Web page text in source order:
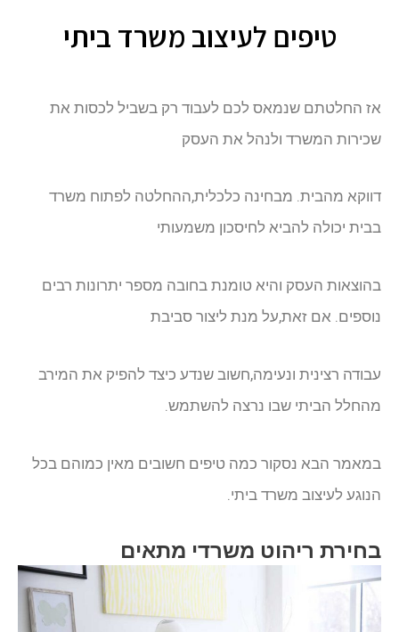
טיפים לעיצוב משרד ביתי
אז החלטתם שנמאס לכם לעבוד רק בשביל לכסות את
שכירות המשרד ולנהל את העסק
דווקא מהבית. מבחינה כלכלית,ההחלטה לפתוח משרד
בבית יכולה להביא לחיסכון משמעותי
בהוצאות העסק והיא טומנת בחובה מספר יתרונות רבים
נוספים. אם זאת,על מנת ליצור סביבת
עבודה רצינית ונעימה,חשוב שנדע כיצד להפיק את המירב
מהחלל הביתי שבו נרצה להשתמש.
במאמר הבא נסקור כמה טיפים חשובים מאין כמוהם בכל
הנוגע לעיצוב משרד ביתי.
בחירת ריהוט משרדי מתאים